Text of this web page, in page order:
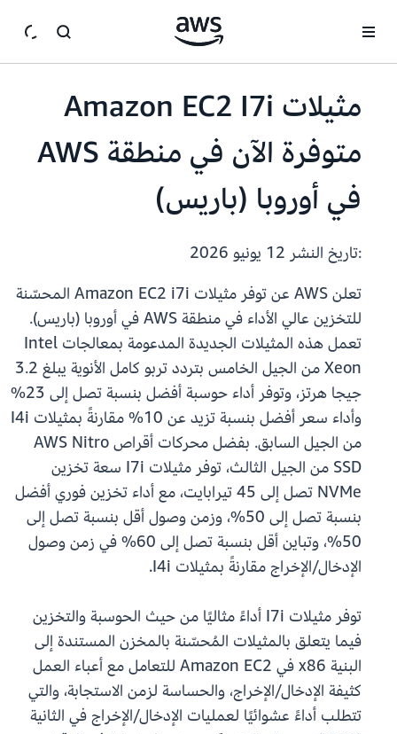
مثيلات Amazon EC2 I7i
متوفرة الآن في منطقة AWS
في أوروبا (باريس)
:تاريخ النشر
تعلن AWS عن توفر مثيلات Amazon EC2 i7i المحسّنة
للتخزين عالي الأداء في منطقة AWS في أوروبا (باريس).
تعمل هذه المثيلات الجديدة المدعومة بمعالجات Intel
Xeon من الجيل الخامس بتردد تربو كامل الأنوية يبلغ 3.2
جيجا هرتز، وتوفر أداء حوسبة أفضل بنسبة تصل إلى 23%
وأداء سعر أفضل بنسبة تزيد عن 10% مقارنةً بمثيلات I4i
من الجيل السابق. بفضل محركات أقراص AWS Nitro
SSD من الجيل الثالث، توفر مثيلات I7i سعة تخزين
NVMe تصل إلى 45 تيرابايت، مع أداء تخزين فوري أفضل
بنسبة تصل إلى 50%، وزمن وصول أقل بنسبة تصل إلى
50%، وتباين أقل بنسبة تصل إلى 60% في زمن وصول
الإدخال/الإخراج مقارنةً بمثيلات I4i.
توفر مثيلات I7i أداءً مثاليًا من حيث الحوسبة والتخزين
فيما يتعلق بالمثيلات المُحسّنة بالمخزن المستندة إلى
البنية x86 في Amazon EC2 للتعامل مع أعباء العمل
كثيفة الإدخال/الإخراج، والحساسة لزمن الاستجابة، والتي
تتطلب أداءً عشوائيًا لعمليات الإدخال/الإخراج في الثانية